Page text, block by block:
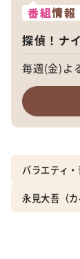
番組情報
探偵！ナ
毎週(金)よ
バラエティ
永見大吾（カ